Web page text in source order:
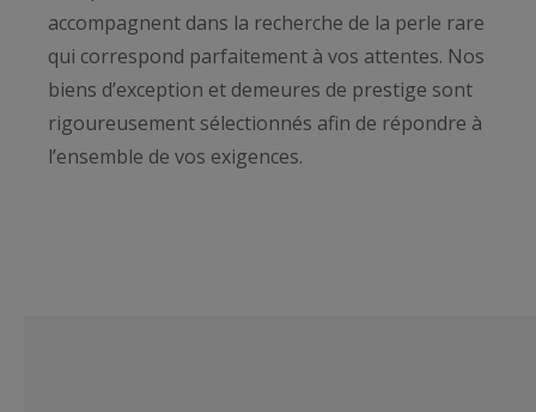
accompagnent dans la recherche de la perle rare
qui correspond parfaitement à vos attentes. Nos
biens d’exception et demeures de prestige sont
rigoureusement sélectionnés afin de répondre à
l’ensemble de vos exigences.